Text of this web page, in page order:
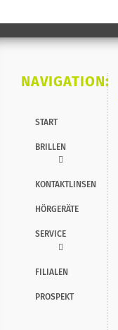
NAVIGATION:
START
BRILLEN
KONTAKTLINSEN
HÖRGERÄTE
SERVICE
FILIALEN
PROSPEKT